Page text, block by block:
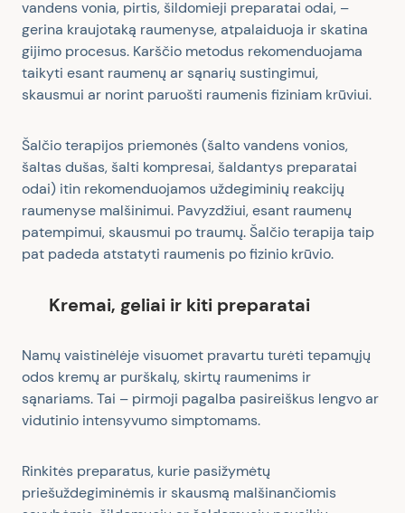
vandens vonia, pirtis, šildomieji preparatai odai, –
gerina kraujotaką raumenyse, atpalaiduoja ir skatina
gijimo procesus. Karščio metodus rekomenduojama
taikyti esant raumenų ar sąnarių sustingimui,
skausmui ar norint paruošti raumenis fiziniam krūviui.
Šalčio terapijos priemonės (šalto vandens vonios,
šaltas dušas, šalti kompresai, šaldantys preparatai
odai) itin rekomenduojamos uždegiminių reakcijų
raumenyse malšinimui. Pavyzdžiui, esant raumenų
patempimui, skausmui po traumų. Šalčio terapija taip
pat padeda atstatyti raumenis po fizinio krūvio.
Kremai, geliai ir kiti preparatai
Namų vaistinėlėje visuomet pravartu turėti tepamųjų
odos kremų ar purškalų, skirtų raumenims ir
sąnariams. Tai – pirmoji pagalba pasireiškus lengvo ar
vidutinio intensyvumo simptomams.
Rinkitės preparatus, kurie pasižymėtų
priešuždegiminėmis ir skausmą malšinančiomis